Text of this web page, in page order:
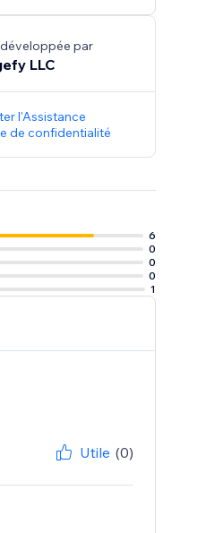
par
LLC
l'Assistance
de confidentialité
6
0
0
0
1
Utile (0)